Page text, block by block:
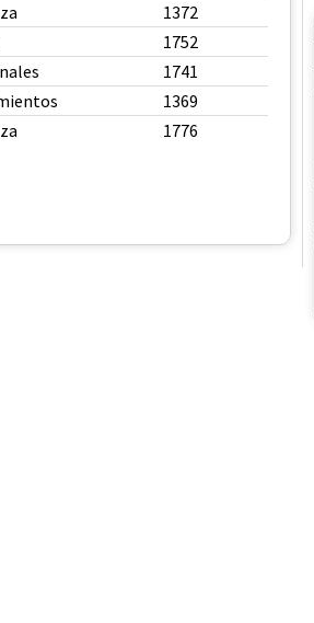
1372
1752
1741
1369
1776